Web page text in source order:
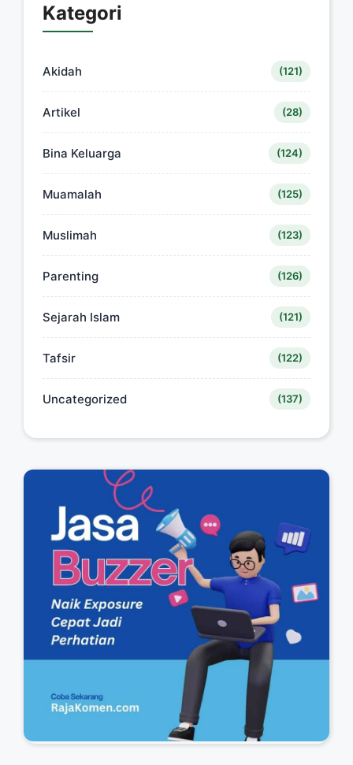
Kategori
Akidah (121)
Artikel (28)
Bina Keluarga (124)
Muamalah (125)
Muslimah (123)
Parenting (126)
Sejarah Islam (121)
Tafsir (122)
Uncategorized (137)